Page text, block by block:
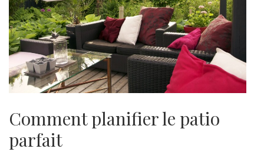
Comment planifier le patio
parfait